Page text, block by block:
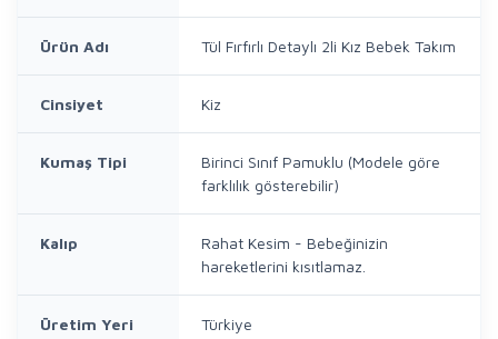
Ürün Adı Tül Fırfırlı Detaylı 2li Kız Bebek Takım
Cinsiyet Kiz
Kumaş Tipi
Birinci Sınıf Pamuklu (Modele göre
farklılık gösterebilir)
Kalıp
Rahat Kesim - Bebeğinizin
hareketlerini kısıtlamaz.
Üretim Yeri Türkiye